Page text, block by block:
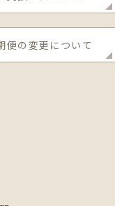
便の変更について